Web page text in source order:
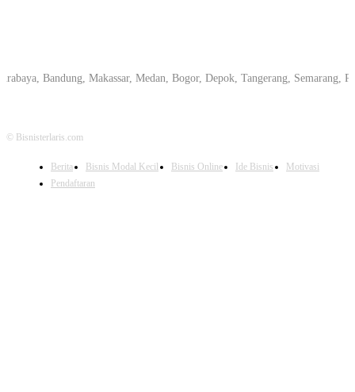
Makassar, Medan, Bogor, Depok, Tangerang, Semarang,
© Bisnisterlaris.com
Berita Bisnis Modal Kecil Bisnis Online Ide Bisnis
Motivasi
Pendaftaran